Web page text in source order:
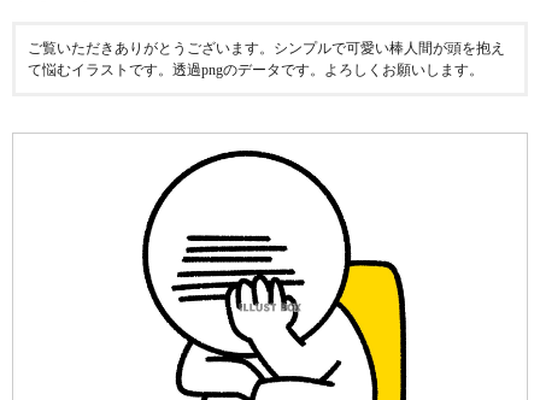
ご覧いただきありがとうございます。シンプルで可愛い棒人間が頭を抱え
て悩むイラストです。透過pngのデータです。よろしくお願いします。